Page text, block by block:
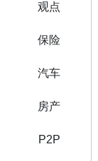
观点
保险
汽车
房产
P2P